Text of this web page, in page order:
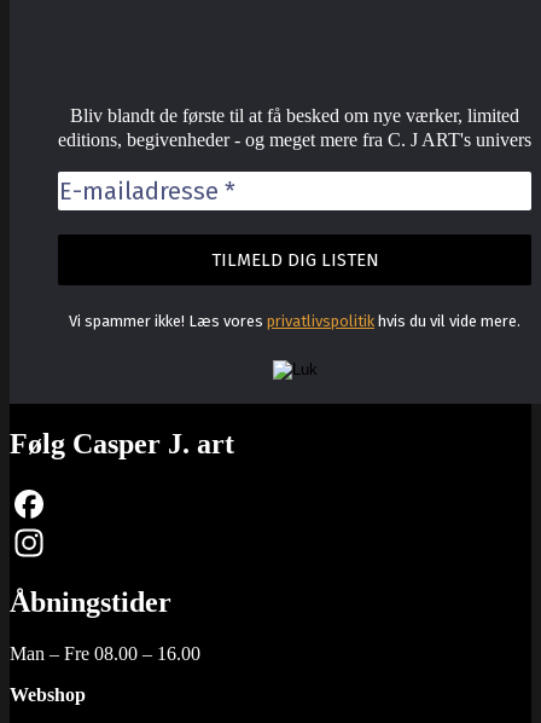
Bliv blandt de første til at få besked om nye værker, limited
editions, begivenheder - og meget mere fra C. J ART's univers
Vi spammer ikke! Læs vores privatlivspolitik hvis du vil vide mere.
Følg Casper J. art
Facebook
Åbningstider
Man – Fre 08.00 – 16.00
Webshop